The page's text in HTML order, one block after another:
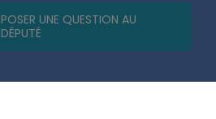
POSER UNE QUESTION AU
DÉPUTÉ